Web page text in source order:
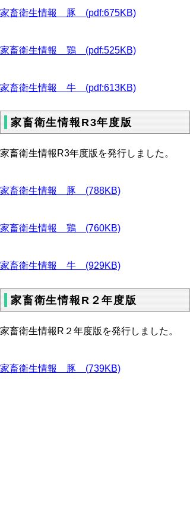
家畜衛生情報 豚 (pdf:675KB)
家畜衛生情報 鶏 (pdf:525KB)
家畜衛生情報 牛 (pdf:613KB)
家畜衛生情報R3年度版
家畜衛生情報R3年度版を発行しました。
家畜衛生情報 豚 (788KB)
家畜衛生情報 鶏 (760KB)
家畜衛生情報 牛 (929KB)
家畜衛生情報R２年度版
家畜衛生情報R２年度版を発行しました。
家畜衛生情報 豚 (739KB)